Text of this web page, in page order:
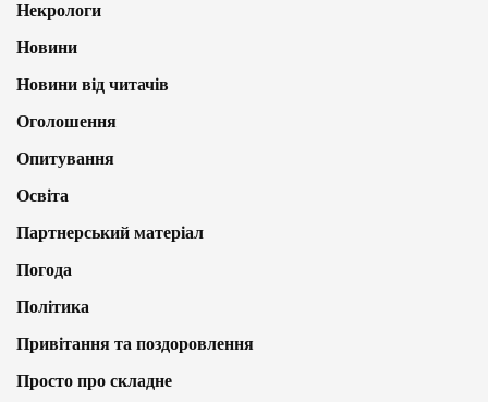
Некрологи
Новини
Новини від читачів
Оголошення
Опитування
Освіта
Партнерський матеріал
Погода
Політика
Привітання та поздоровлення
Просто про складне